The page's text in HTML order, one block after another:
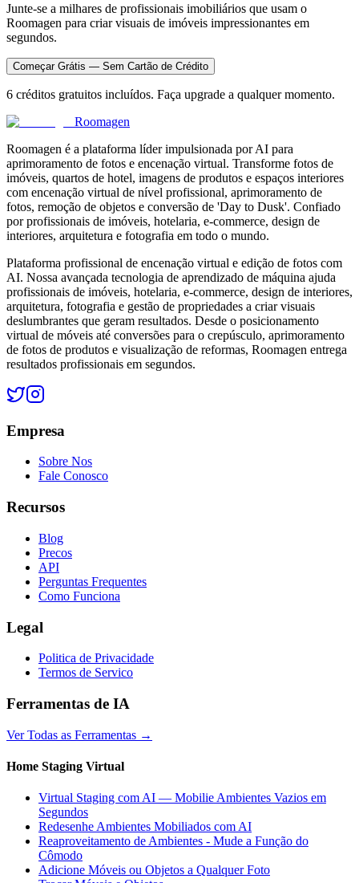
Junte-se a milhares de profissionais imobiliários que usam o
Roomagen para criar visuais de imóveis impressionantes em
segundos.
Começar Grátis — Sem Cartão de Crédito
6 créditos gratuitos incluídos. Faça upgrade a qualquer momento.
Roomagen
Roomagen é a plataforma líder impulsionada por AI para
aprimoramento de fotos e encenação virtual. Transforme fotos de
imóveis, quartos de hotel, imagens de produtos e espaços interiores
com encenação virtual de nível profissional, aprimoramento de
fotos, remoção de objetos e conversão de 'Day to Dusk'. Confiado
por profissionais de imóveis, hotelaria, e-commerce, design de
interiores, arquitetura e fotografia em todo o mundo.
Plataforma profissional de encenação virtual e edição de fotos com
AI. Nossa avançada tecnologia de aprendizado de máquina ajuda
profissionais de imóveis, hotelaria, e-commerce, design de interiores,
arquitetura, fotografia e gestão de propriedades a criar visuais
deslumbrantes que geram resultados. Desde o posicionamento
virtual de móveis até conversões para o crepúsculo, aprimoramento
de fotos de produtos e visualização de reformas, Roomagen entrega
resultados profissionais em segundos.
Empresa
Sobre Nos
Fale Conosco
Recursos
Blog
Precos
API
Perguntas Frequentes
Como Funciona
Legal
Politica de Privacidade
Termos de Servico
Ferramentas de IA
Ver Todas as Ferramentas →
Home Staging Virtual
Virtual Staging com AI — Mobilie Ambientes Vazios em
Segundos
Redesenhe Ambientes Mobiliados com AI
Reaproveitamento de Ambientes - Mude a Função do
Cômodo
Adicione Móveis ou Objetos a Qualquer Foto